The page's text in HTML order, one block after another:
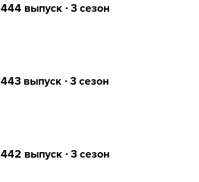
444 выпуск ∙ 3 сезон
443 выпуск ∙ 3 сезон
442 выпуск ∙ 3 сезон